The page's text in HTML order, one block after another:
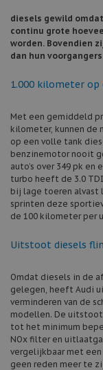
diesels gewild
continu grote
worden. Bovendien
dan hun
1.000 kilometer
Met een gemiddeld
kilometer, kunnen de
op een volle tank
benzinemotor nooit
auto’s over 349 pk en
turbo heeft de 3.0
bij lage toeren alvast
sprinten deze
de 100 kilometer per
Uitstoot diesels
Omdat diesels in de
gelegen, heeft Audi
verminderen van de
modellen. De uitstoot
tot het minimum
NOx filter en
vergelijkbaar met
geen reden meer te